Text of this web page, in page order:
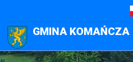
GMINA KOMAŃCZA